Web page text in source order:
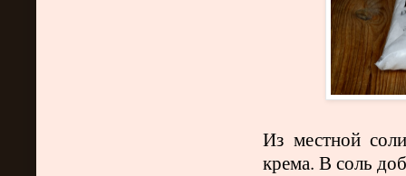
Из местной
крема. В соль